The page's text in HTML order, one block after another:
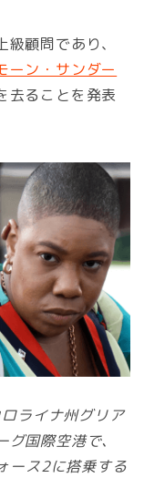
顧問であり、
ーン・サンダー
去ることを発表
ライナ州グリア
国際空港で、
ース2に搭乗する